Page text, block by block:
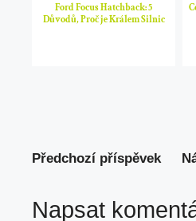
Ford Focus Hatchback: 5
Důvodů, Proč je Králem Silnic
Předchozí příspěvek
Napsat